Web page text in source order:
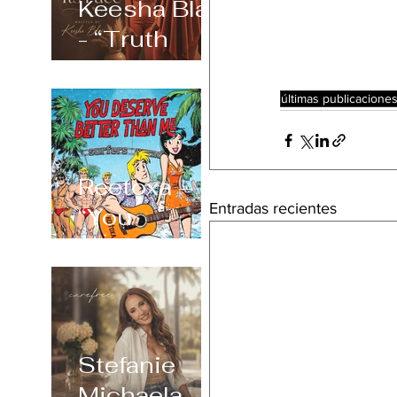
Keesha Blair
- “Truth
Always
Shows Its
Face”
Reetoxa –
“You
Deserve
Better Than
Me”
Stefanie
últimas publicaciones
Entradas recientes